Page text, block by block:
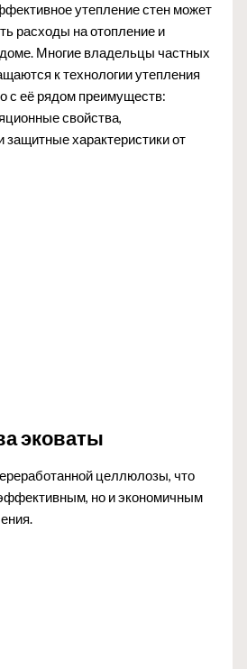
утепление стен может
расходы на отопление и
Многие владельцы частных
к технологии утепления
с её рядом преимуществ:
свойства,
защитные характеристики от
эковаты
целлюлозы, что
но и экономичным